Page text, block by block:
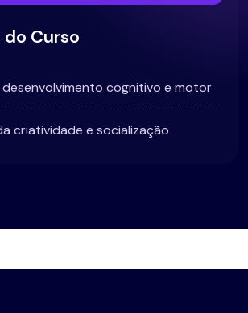
Curso
desenvolvimento cognitivo e motor
criatividade e socialização